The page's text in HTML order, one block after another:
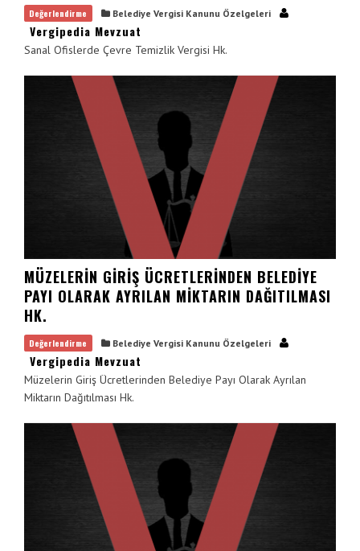
Değerlendirme Belediye Vergisi Kanunu Özelgeleri
Vergipedia Mevzuat
Sanal Ofislerde Çevre Temizlik Vergisi Hk.
MÜZELERIN GIRIŞ ÜCRETLERINDEN BELEDIYE
PAYI OLARAK AYRILAN MIKTARIN DAĞITILMASI
HK.
Değerlendirme Belediye Vergisi Kanunu Özelgeleri
Vergipedia Mevzuat
Müzelerin Giriş Ücretlerinden Belediye Payı Olarak Ayrılan
Miktarın Dağıtılması Hk.